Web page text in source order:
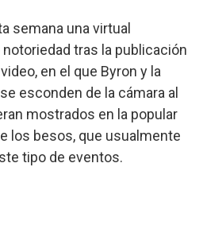
semana una virtual
tras la publicación
en el que Byron y la
esconden de la cámara al
mostrados en la popular
los besos, que usualmente
tipo de eventos.